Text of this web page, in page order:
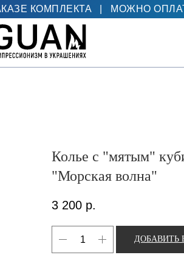
КОМПЛЕКТА МОЖНО
Колье с "мятым"
"Морская волна"
3 200 р.
ДОБАВИТЬ